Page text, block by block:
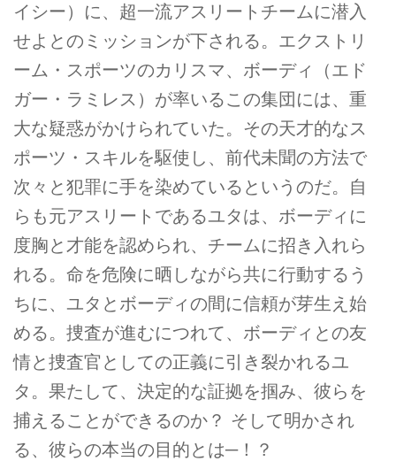
イシー）に、超一流アスリートチームに­潜入
せよとのミッションが下される。エクストリ
ーム・スポーツのカリスマ、ボーディ（­エド
ガー・ラミレス）が率いるこの集団には、重
大な疑惑がかけられていた。その天才的­なス
ポーツ・スキルを駆使し、前代未聞の方法で
次々と犯罪に手を染めているというのだ­。自
らも元アスリートであるユタは、ボーディに
度胸と才能を認められ、チームに招き入­れら
れる。命を危険に晒しながら共に行動するう
ちに、ユタとボーディの間に信頼が芽生­え始
める。捜査が進むにつれて、ボーディとの友
情と捜査官としての正義に引き裂かれる­ユ
タ。果たして、決定的な証拠を掴み、彼らを
捕えることができるのか？ そして明かされ
る、彼らの本当の目的とは─！？